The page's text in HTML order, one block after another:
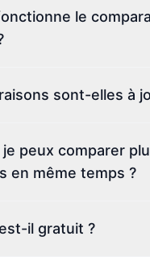
le
sont-elles à
peux comparer
en même temps ?
il gratuit ?